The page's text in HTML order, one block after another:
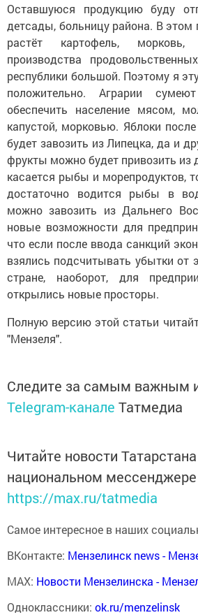
Оставшуюся продукцию буду
детсады, больницу района. В этом
растёт картофель, морковь,
производства
республики большой. Поэтому я
положительно. Аграрии
обеспечить население мясом,
капустой, морковью. Яблоки
будет завозить из Липецка, да и
фрукты можно будет привозить из
касается рыбы и морепродуктов,
достаточно водится рыбы в
можно завозить из Дальнего
новые возможности для
что если после ввода санкций
взялись подсчитывать убытки от
стране, наоборот, для
открылись новые просторы.
Полную версию этой статьи
"Мензеля".
Следите за самым важным
Telegram-канале Татмедиа
Читайте новости
национальном
https://max.ru/tatmedia
Самое интересное в наших
ВКонтакте: Мензелинск news -
MAX: Новости Мензелинска -
Одноклассники: ok.ru/menzelinsk